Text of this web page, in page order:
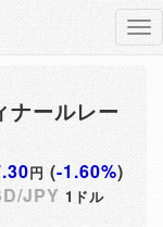
ナールレー
円 (-1.60%)
JPY 1ドル